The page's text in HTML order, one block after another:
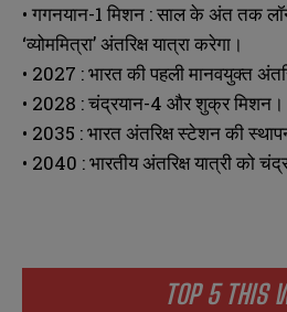
TOP 5 THIS
• गगनयान-1 मिशन : साल के अंत तक
‘व्योममित्रा’ अंतरिक्ष यात्रा करेगा।
• 2027 : भारत की पहली मानवयुक्त
• 2028 : चंद्रयान-4 और शुक्र मिशन।
• 2035 : भारत अंतरिक्ष स्टेशन की
• 2040 : भारतीय अंतरिक्ष यात्री को